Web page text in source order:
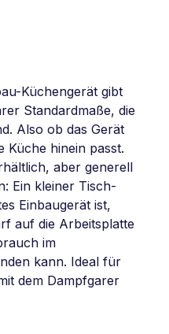
Küchengerät gibt
Standardmaße, die
Also ob das Gerät
Küche hinein passt.
aber generell
Ein kleiner Tisch-
Einbaugerät ist,
auf die Arbeitsplatte
im
kann. Ideal für
dem Dampfgarer